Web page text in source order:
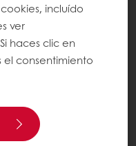
incluído
ver
Si haces clic en
el consentimiento